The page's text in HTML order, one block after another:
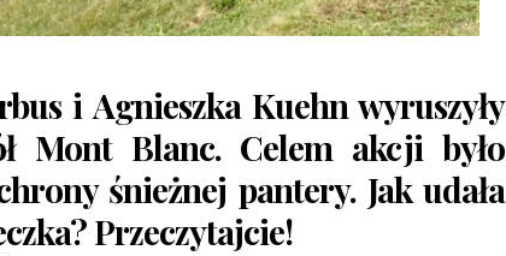
i Agnieszka Kuehn wyruszyły
Mont Blanc. Celem akcji było
śnieżnej pantery. Jak udała
Przeczytajcie!